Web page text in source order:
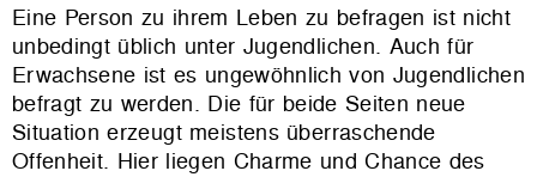
Eine Person zu ihrem Leben zu befragen ist nicht
unbedingt üblich unter Jugendlichen. Auch für
Erwachsene ist es ungewöhnlich von Jugendlichen
befragt zu werden. Die für beide Seiten neue
Situation erzeugt meistens überraschende
Offenheit. Hier liegen Charme und Chance des